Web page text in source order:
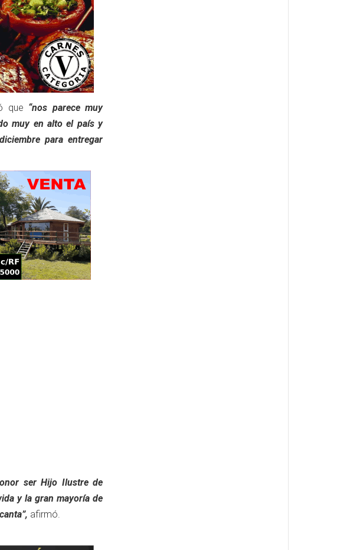
que “nos parece muy
muy en alto el país y
para entregar
ser Hijo Ilustre de
y la gran mayoría de
afirmó.